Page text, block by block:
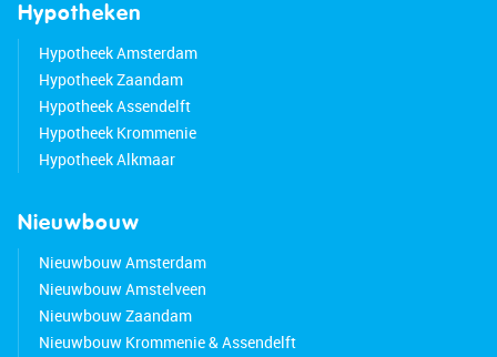
• Major highways easily accessible
• Full ownership
Hypotheken
Hypotheek Amsterdam
Hypotheek Zaandam
Hypotheek Assendelft
Hypotheek Krommenie
Hypotheek Alkmaar
Nieuwbouw
Nieuwbouw Amsterdam
Nieuwbouw Amstelveen
Nieuwbouw Zaandam
Nieuwbouw Krommenie & Assendelft